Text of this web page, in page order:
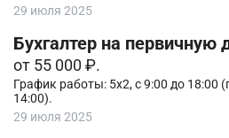
29 июля 2025
Бухгалтер на
от 55 000 ₽.
График работы: 5х2, с 9:00 до 18:00
14:00).
29 июля 2025